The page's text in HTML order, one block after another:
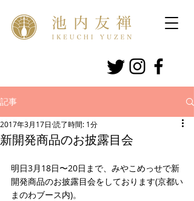
記事
新開発商品のお披露目会
2017年3月17日 読了時間: 1分
明日3月18日〜20日まで、みやこめっせで新
開発商品のお披露目会をしております(京都い
まのわブース内)。